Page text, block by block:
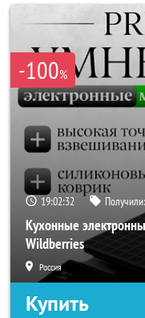
-100%
19:02:30 Получили:
Кухонные
Wildberries
Россия
Купить